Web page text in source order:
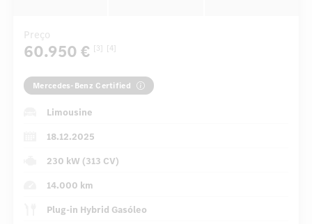
Preço
60.950 € [3] [4]
Mercedes-Benz Certified
Limousine
18.12.2025
230 kW (313 CV)
14.000 km
Plug-in Hybrid Gasóleo